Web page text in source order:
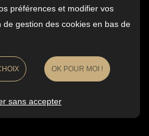
par un astérisque.
préférences et modifier vos
gestion des cookies en bas de
OK POUR MOI !
sans accepter